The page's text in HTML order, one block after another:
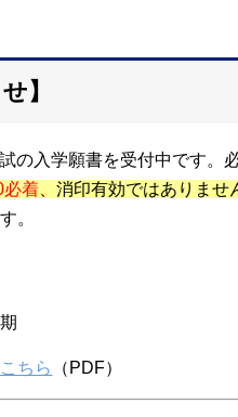
】
の入学願書を受付中です。
着 、消印有効ではありま
。
ちら （PDF）